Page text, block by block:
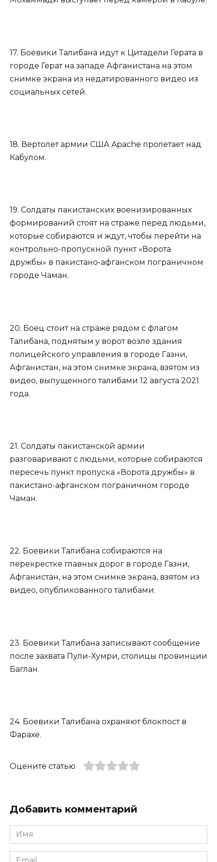
17. Боевики Талибана идут к Цитадели Герата в
городе Герат на западе Афганистана на этом
снимке экрана из недатированного видео из
социальных сетей.
18. Вертолет армии США Apache пролетает над
Кабулом.
19. Солдаты пакистанских военизированных
формирований стоят на страже перед людьми,
которые собираются и ждут, чтобы перейти на
контрольно-пропускной пункт «Ворота
дружбы» в пакистано-афганском пограничном
городе Чаман.
20. Боец стоит на страже рядом с флагом
Талибана, поднятым у ворот возле здания
полицейского управления в городе Газни,
Афганистан, на этом снимке экрана, взятом из
видео, выпущенного талибами 12 августа 2021
года.
21. Солдаты пакистанской армии
разговаривают с людьми, которые собираются
пересечь пункт пропуска «Ворота дружбы» в
пакистано-афганском пограничном городе
Чаман.
22. Боевики Талибана собираются на
перекрестке главных дорог в городе Газни,
Афганистан, на этом снимке экрана, взятом из
видео, опубликованного талибами.
23. Боевики Талибана записывают сообщение
после захвата Пули-Хумри, столицы провинции
Баглан.
24. Боевики Талибана охраняют блокпост в
Фарахе.
Оцените статью
Добавить комментарий
Имя
*
Email